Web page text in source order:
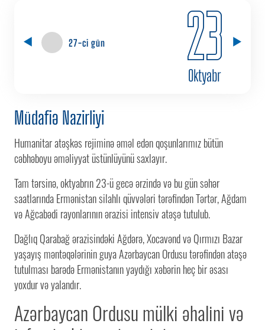
27-ci gün 23
Oktyabr
Müdafiə Nazirliyi
Azərbaycan Ordusu mülki əhalini və
Dağlıq Qarabağ ərazisindəki Ağdərə, Xocavənd və Qırmızı Bazar
yaşayış məntəqələrinin guya Azərbaycan Ordusu tərəfindən atəşə
tutulması barədə Ermənistanın yaydığı xəbərin heç bir əsası
yoxdur və yalandır.
Tam tərsinə, oktyabrın 23-ü gecə ərzində və bu gün səhər
saatlarında Ermənistan silahlı qüvvələri tərəfindən Tərtər, Ağdam
və Ağcabədi rayonlarının ərazisi intensiv atəşə tutulub.
Humanitar atəşkəs rejiminə əməl edən qoşunlarımız bütün
cəbhəboyu əməliyyat üstünlüyünü saxlayır.